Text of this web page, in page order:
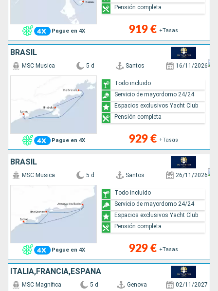
Pague en 4X 919 € +Tasas
Pensión completa
BRASIL
Pague en 4X
MSC Musica 5 d Santos 16/11/2026
929 € +Tasas
Todo incluido
Servicio de mayordomo 24/24
Espacios exclusivos Yacht Club
Pensión completa
BRASIL
Pague en 4X
MSC Musica 5 d Santos 26/11/2026
929 € +Tasas
Todo incluido
Servicio de mayordomo 24/24
Espacios exclusivos Yacht Club
Pensión completa
ITALIA,FRANCIA,ESPAÑA
MSC Magnifica 5 d Genova 02/11/2027